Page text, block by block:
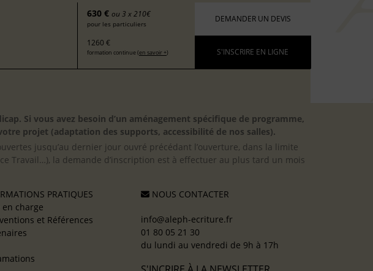
630 € ou 3 x 210€
pour les particuliers
1260 €
formation continue (en savoir +)
DEMANDER UN DEVIS
S'INSCRIRE EN LIGNE
Si vous avez besoin d’un aménagement spécifique de programme,
projet (adaptation des supports, accessibilité de nos salles).
jusqu’au dernier jour ouvré précédant l’ouverture, dans la limite
Travail…), la demande d’inscription est à effectuer au plus tard un mois
PRATIQUES
en charge
et Références
NOUS CONTACTER
info@aleph-ecriture.fr
01 80 05 21 30
du lundi au vendredi de 9h à 17h